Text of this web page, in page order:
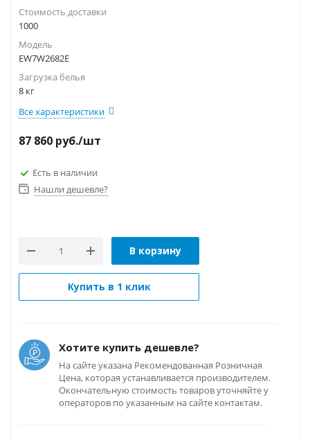
Стоимость доставки
1000
Модель
EW7W2682E
Загрузка белья
8 кг
Все характеристики
87 860 руб./шт
Есть в наличии
Нашли дешевле?
В корзину
Купить в 1 клик
Хотите купить дешевле?
На сайте указана Рекомендованная Розничная
Цена, которая устанавливается производителем.
Окончательную стоимость товаров уточняйте у
операторов по указанным на сайте контактам.